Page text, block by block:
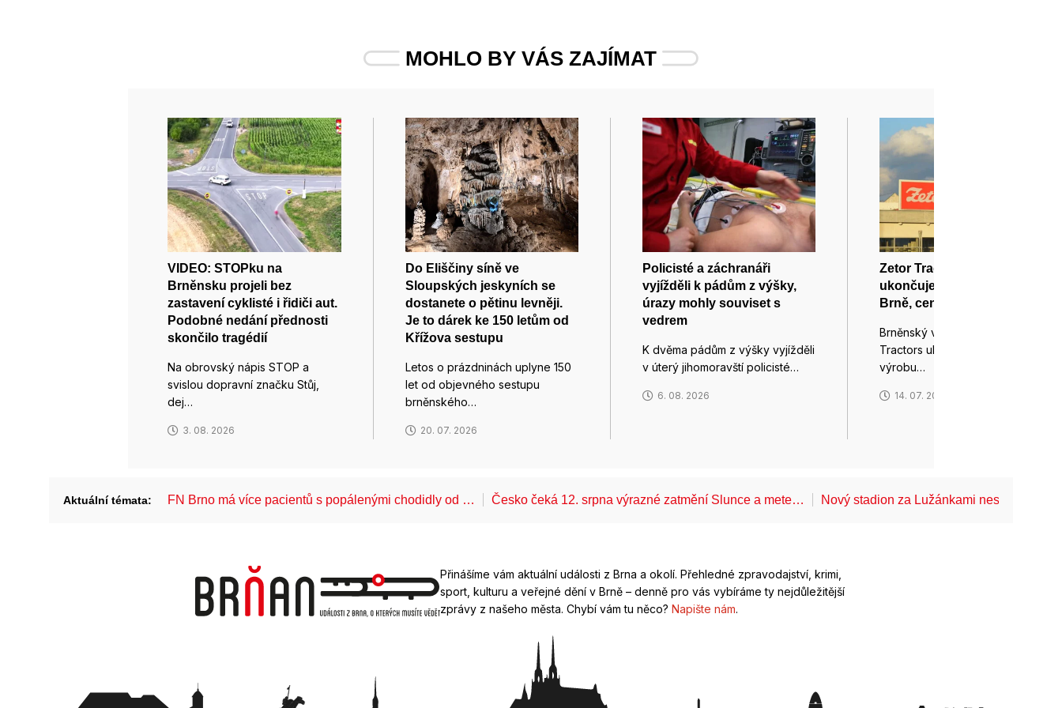
MOHLO BY VÁS ZAJÍMAT
VIDEO: STOPku na
Brněnsku projeli bez
zastavení cyklisté i řidiči aut.
Podobné nedání přednosti
skončilo tragédií
Na obrovský nápis STOP a
svislou dopravní značku Stůj,
dej…
3. 08. 2026
Do Eliščiny síně ve
Sloupských jeskyních se
dostanete o pětinu levněji.
Je to dárek ke 150 letům od
Křížova sestupu
Letos o prázdninách uplyne 150
let od objevného sestupu
brněnského…
20. 07. 2026
Policisté a záchranáři
vyjížděli k pádům z výšky,
úrazy mohly souviset s
vedrem
K dvěma pádům z výšky vyjížděli
v úterý jihomoravští policisté…
6. 08. 2026
Zetor Tractors po 80 letech
ukončuje výrobu traktorů v
Brně, centrála zůstane
Brněnský výrobce traktorů Zetor
Tractors ukončuje po 80 letech
výrobu…
14. 07. 2026
Aktuální témata: FN Brno má více pacientů s popálenými chodidly od … Česko čeká 12. srpna výrazné zatmění Slunce a mete… Nový stadion za Lužánkami nesmí mít dle
Přinášíme vám aktuální události z Brna a okolí. Přehledné zpravodajství, krimi,
sport, kulturu a veřejné dění v Brně – denně pro vás vybíráme ty nejdůležitější
zprávy z našeho města. Chybí vám tu něco? Napište nám.